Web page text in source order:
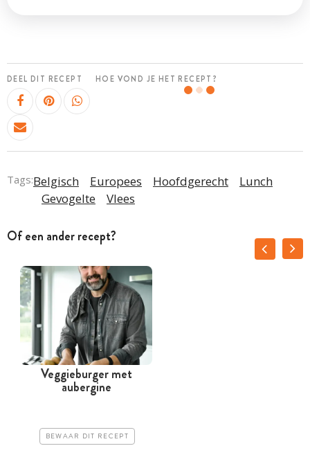
DEEL DIT RECEPT HOE VOND JE HET RECEPT?
Tags:Belgisch Europees Hoofdgerecht
Lunch
Gevogelte
Vlees
Of een ander recept?
Veggieburger met
aubergine
BEWAAR DIT RECEPT